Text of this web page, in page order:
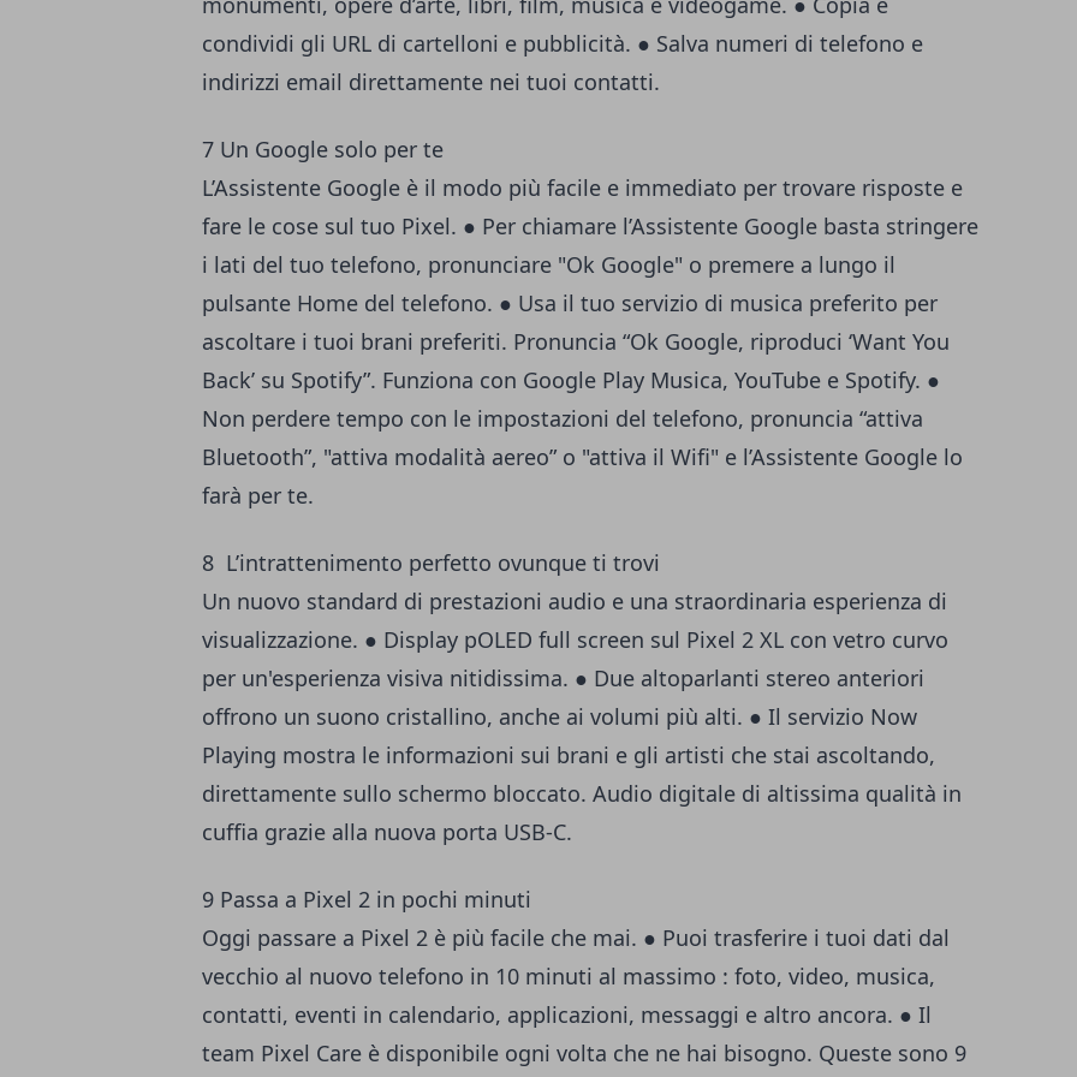
condividi gli URL di cartelloni e pubblicità. ● Salva numeri di telefono e
indirizzi email direttamente nei tuoi contatti.
7 Un Google solo per te
L’Assistente Google è il modo più facile e immediato per trovare risposte e
fare le cose sul tuo Pixel. ● Per chiamare l’Assistente Google basta stringere
i lati del tuo telefono, pronunciare "Ok Google" o premere a lungo il
pulsante Home del telefono. ● Usa il tuo servizio di musica preferito per
ascoltare i tuoi brani preferiti. Pronuncia “Ok Google, riproduci ‘Want You
Back’ su Spotify”. Funziona con Google Play Musica, YouTube e Spotify. ●
Non perdere tempo con le impostazioni del telefono, pronuncia “attiva
Bluetooth”, "attiva modalità aereo” o "attiva il Wifi" e l’Assistente Google lo
farà per te.
8 L’intrattenimento perfetto ovunque ti trovi
Un nuovo standard di prestazioni audio e una straordinaria esperienza di
visualizzazione. ● Display pOLED full screen sul Pixel 2 XL con vetro curvo
per un'esperienza visiva nitidissima. ● Due altoparlanti stereo anteriori
offrono un suono cristallino, anche ai volumi più alti. ● Il servizio Now
Playing mostra le informazioni sui brani e gli artisti che stai ascoltando,
direttamente sullo schermo bloccato. Audio digitale di altissima qualità in
cuffia grazie alla nuova porta USB-C.
9 Passa a Pixel 2 in pochi minuti
Oggi passare a Pixel 2 è più facile che mai. ● Puoi trasferire i tuoi dati dal
vecchio al nuovo telefono in 10 minuti al massimo : foto, video, musica,
contatti, eventi in calendario, applicazioni, messaggi e altro ancora. ● Il
team Pixel Care è disponibile ogni volta che ne hai bisogno. Queste sono 9